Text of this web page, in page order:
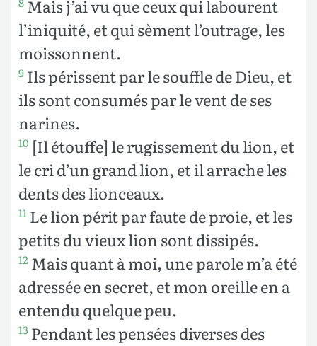
Mais j’ai vu que ceux qui labourent
l’iniquité, et qui sèment l’outrage, les
moissonnent.
9 Ils périssent par le souffle de Dieu, et
ils sont consumés par le vent de ses
narines.
10 [Il étouffe] le rugissement du lion, et
le cri d’un grand lion, et il arrache les
dents des lionceaux.
11 Le lion périt par faute de proie, et les
petits du vieux lion sont dissipés.
12 Mais quant à moi, une parole m’a été
adressée en secret, et mon oreille en a
entendu quelque peu.
13 Pendant les pensées diverses des